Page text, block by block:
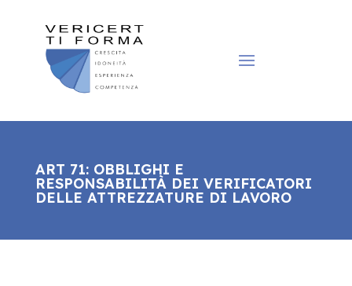
ART 71: OBBLIGHI E
RESPONSABILITÀ DEI VERIFICATORI
DELLE ATTREZZATURE DI LAVORO